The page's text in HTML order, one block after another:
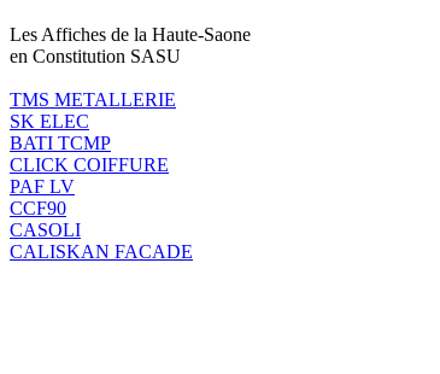
Les Affiches de la Haute-Saone
en Constitution SASU
TMS METALLERIE
SK ELEC
BATI TCMP
CLICK COIFFURE
PAF LV
CCF90
CASOLI
CALISKAN FACADE